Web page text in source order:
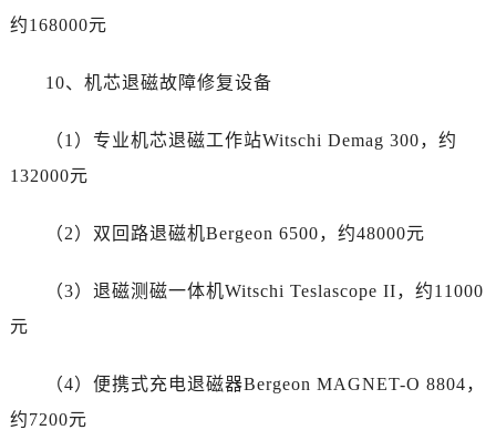
云南省曲靖市麒麟区学府路江诗丹顿售后服务中心（需提前预约）
重庆市江北区观音桥步行街2号融恒时代广场9层902室江诗丹顿售后服务中心（需提前预约）
黑龙江省哈尔滨市道里区友谊西路600号富力中心T2座写字楼29层03室室江诗丹顿售后服务中心（需提前预约）
约168000元
10、机芯退磁故障修复设备
（1）专业机芯退磁工作站Witschi Demag 300，约
132000元
（2）双回路退磁机Bergeon 6500，约48000元
（3）退磁测磁一体机Witschi Teslascope II，约11000
元
（4）便携式充电退磁器Bergeon MAGNET-O 8804，
约7200元